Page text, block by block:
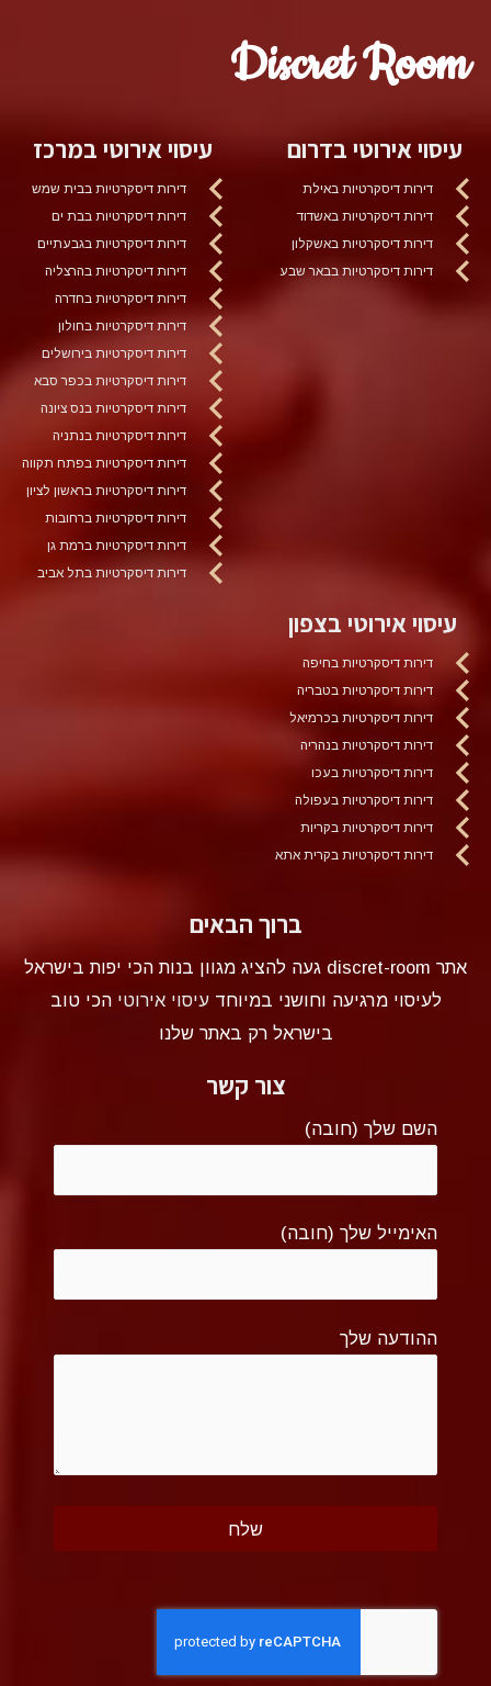
Discret Room
עיסוי אירוטי בדרום
דירות דיסקרטיות באילת
דירות דיסקרטיות באשדוד
דירות דיסקרטיות באשקלון
דירות דיסקרטיות בבאר שבע
עיסוי אירוטי במרכז
דירות דיסקרטיות בבית שמש
דירות דיסקרטיות בבת ים
דירות דיסקרטיות בגבעתיים
דירות דיסקרטיות בהרצליה
דירות דיסקרטיות בחדרה
דירות דיסקרטיות בחולון
דירות דיסקרטיות בירושלים
דירות דיסקרטיות בכפר סבא
דירות דיסקרטיות בנס ציונה
דירות דיסקרטיות בנתניה
דירות דיסקרטיות בפתח תקווה
דירות דיסקרטיות בראשון לציון
דירות דיסקרטיות ברחובות
דירות דיסקרטיות ברמת גן
דירות דיסקרטיות בתל אביב
עיסוי אירוטי בצפון
דירות דיסקרטיות בחיפה
דירות דיסקרטיות בטבריה
דירות דיסקרטיות בכרמיאל
דירות דיסקרטיות בנהריה
דירות דיסקרטיות בעכו
דירות דיסקרטיות בעפולה
דירות דיסקרטיות בקריות
דירות דיסקרטיות בקרית אתא
ברוך הבאים
אתר discret-room געה להציג מגוון בנות הכי יפות בישראל
לעיסוי מרגיעה וחושני במיוחדעיסוי אירוטי הכי טוב
בישראל רק באתר שלנו
צור קשר
השם שלך (חובה)
האימייל שלך (חובה)
ההודעה שלך